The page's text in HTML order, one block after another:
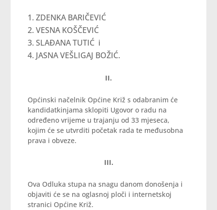
ZDENKA BARIČEVIĆ
VESNA KOŠČEVIĆ
SLAĐANA TUTIĆ i
JASNA VEŠLIGAJ BOŽIĆ.
II.
Općinski načelnik Općine Križ s odabranim će
kandidatkinjama sklopiti Ugovor o radu na
određeno vrijeme u trajanju od 33 mjeseca,
kojim će se utvrditi početak rada te međusobna
prava i obveze.
III.
Ova Odluka stupa na snagu danom donošenja i
objaviti će se na oglasnoj ploči i internetskoj
stranici Općine Križ.